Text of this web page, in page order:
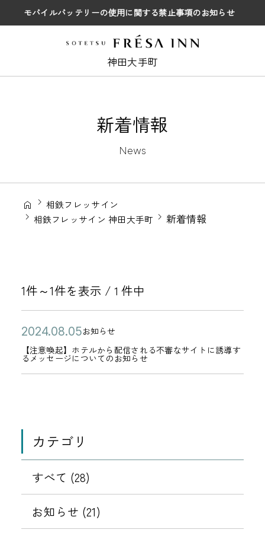
モバイルバッテリーの使用に関する禁止事項のお知らせ
神田大手町
新着情報
News
相鉄フレッサイン
相鉄フレッサイン 神田大手町
新着情報
1件～1件を表示 / 1 件中
【注意喚起】ホテルから配信される不審なサイトに誘導す
るメッセージについてのお知らせ
公
開
日
2
0
2
8
月
カ
テ
ゴ
お知らせ
【
注
意
ホ
テ カテゴリ
すべて (28)
お知らせ (21)